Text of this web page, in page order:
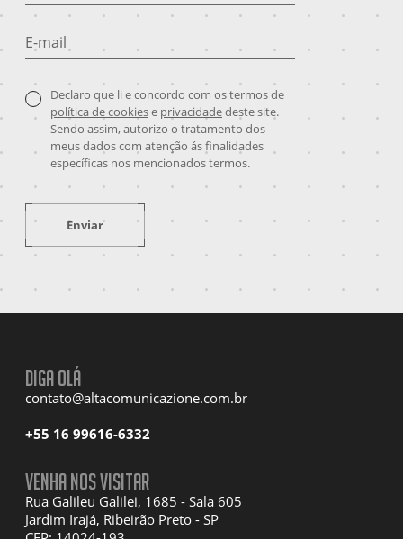
E-mail
Declaro que li e concordo com os termos de
política de cookiese privacidadedeste site.
Sendo assim, autorizo o tratamento dos
meus dados com atenção ás finalidades
específicas nos mencionados termos.
Enviar
Diga olá
contato@altacomunicazione.com.br
+55 16 99616-6332
Venha nos visitar
Rua Galileu Galilei, 1685 - Sala 605
Jardim Irajá, Ribeirão Preto - SP